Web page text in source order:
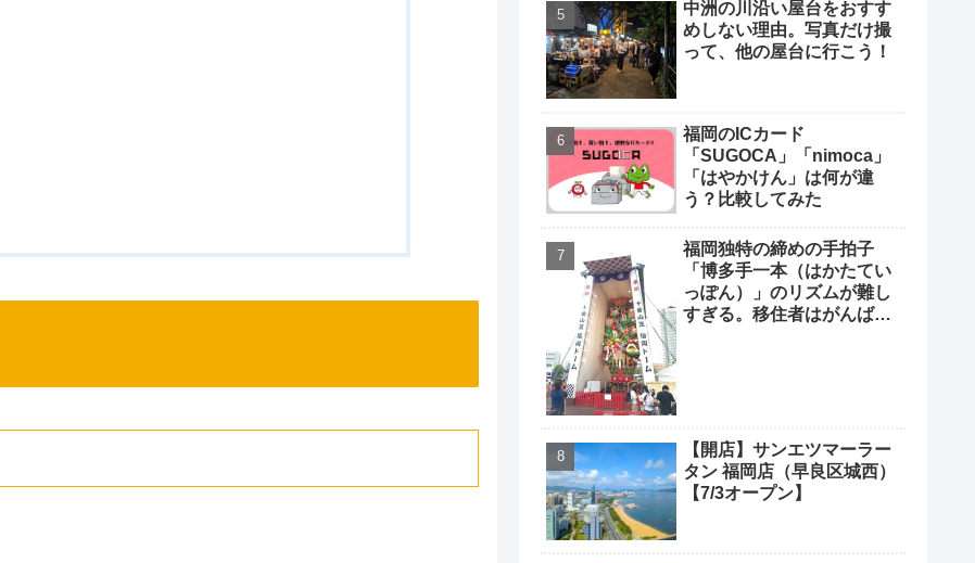
中洲の川沿い屋台をおすす
めしない理由。写真だけ撮
って、他の屋台に行こう！
福岡のICカード
「SUGOCA」「nimoca」
「はやかけん」は何が違
う？比較してみた
福岡独特の締めの手拍子
「博多手一本（はかたてい
っぽん）」のリズムが難し
すぎる。移住者はがんばっ
【開店】サンエツマーラー
タン 福岡店（早良区城西）
【7/3オープン】